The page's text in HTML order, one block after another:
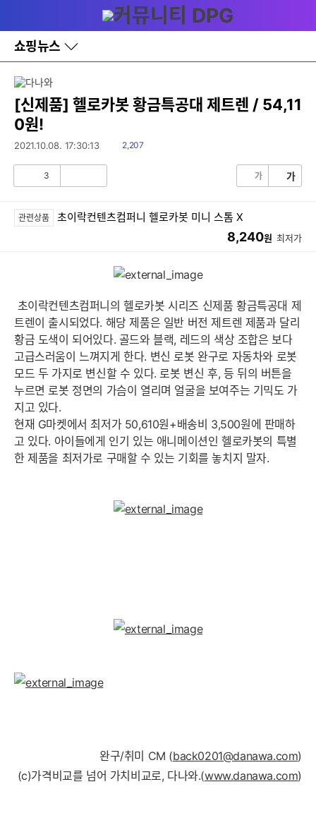
와
홈
쇼핑뉴스
바
로
레
이
토
[신제품] 헬로카봇 황금특공대 제트렌 / 54,11
0원!
2021.10.08. 17:30:13
읽
2,207
3 가 가
관련상품 초이락컨텐츠컴퍼니 헬로카봇 미니 스톰 X
8,240원 최저가
초이락컨텐츠컴퍼니의 헬로카봇 시리즈 신제품 황금특공대 제
트렌이 출시되었다. 해당 제품은 일반 버전 제트렌 제품과 달리
황금 도색이 되어있다. 골드와 블랙, 레드의 색상 조합은 보다
고급스러움이 느껴지게 한다. 변신 로봇 완구로 자동차와 로봇
모드 두 가지로 변신할 수 있다. 로봇 변신 후, 등 뒤의 버튼을
누르면 로봇 정면의 가슴이 열리며 얼굴을 보여주는 기믹도 가
지고 있다.
현재 G마켓에서 최저가 50,610원+배송비 3,500원에 판매하
고 있다. 아이들에게 인기 있는 애니메이션인 헬로카봇의 특별
한 제품을 최저가로 구매할 수 있는 기회를 놓치지 말자.
완구/취미 CM (back0201@danawa.com)
(c)가격비교를 넘어 가치비교로, 다나와.(www.danawa.com)